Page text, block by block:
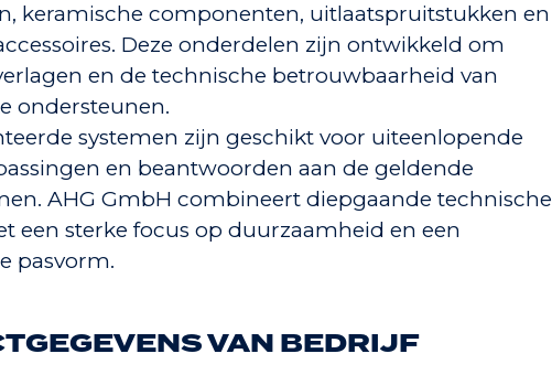
keramische componenten, uitlaatspruitstukken en
Deze onderdelen zijn ontwikkeld om
en de technische betrouwbaarheid van
ondersteunen.
systemen zijn geschikt voor uiteenlopende
en beantwoorden aan de geldende
AHG GmbH combineert diepgaande technische
een sterke focus op duurzaamheid en een
pasvorm.
VAN BEDRIJF